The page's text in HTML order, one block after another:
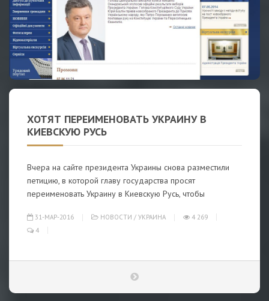
ХОТЯТ ПЕРЕИМЕНОВАТЬ УКРАИНУ В
КИЕВСКУЮ РУСЬ
Вчера на сайте президента Украины снова разместили
петицию, в которой главу государства просят
переименовать Украину в Киевскую Русь, чтобы
31-МАР-2016 НОВОСТИ / УКРАИНА
4 269
4